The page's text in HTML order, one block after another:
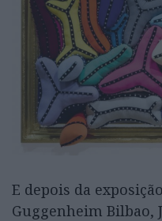
E depois da
Guggenheim Bilbao,